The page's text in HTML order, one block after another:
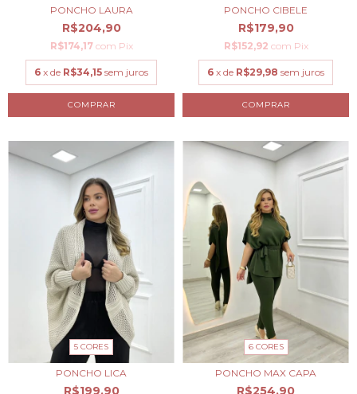
PONCHO LAURA
R$204,90
R$174,17 com Pix
6 x de R$34,15 sem juros
COMPRAR
PONCHO CIBELE
R$179,90
R$152,92 com Pix
6 x de R$29,98 sem juros
COMPRAR
5 CORES
PONCHO LICA
R$199,90
6 CORES
PONCHO MAX CAPA
R$254,90